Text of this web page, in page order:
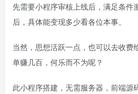
先需要小程序审核上线后，满足条件
后，具体能变现多少看各位本事。
当然，思想活跃一点，也可以去收费
单赚几百，何乐而不为呢？
此小程序搭建，无需服务器，前端源